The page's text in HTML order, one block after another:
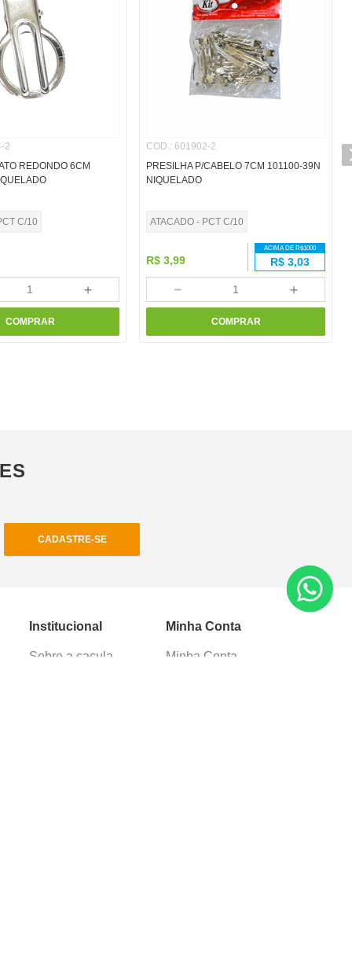
2
REDONDO 6CM
C/10
＋
COMPRAR
COD.: 601902-2
PRESILHA P/CABELO 7CM 101100-39N
NIQUELADO
ATACADO - PCT C/10
R$ 3,99
ACIMA DE R$1000
R$ 3,03
＋
－
COMPRAR
CADASTRE-SE
Institucional
Sobre a caçula
Minha Conta
Minha Conta